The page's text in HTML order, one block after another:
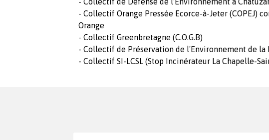
- Collectif Orange Pressée Ecorce-à-Jeter (COPEJ)
Orange
- Collectif Greenbretagne (C.O.G.B)
- Collectif de Préservation de l'Environnement de la
- Collectif SI-LCSL (Stop Incinérateur La Chapelle-